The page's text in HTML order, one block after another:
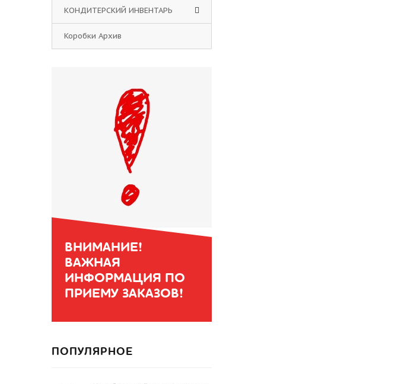
КОНДИТЕРСКИЙ ИНВЕНТАРЬ
Коробки Архив
ВНИМАНИЕ!
ВАЖНАЯ
ИНФОРМАЦИЯ ПО
ПРИЕМУ ЗАКАЗОВ!
ПОПУЛЯРНОЕ